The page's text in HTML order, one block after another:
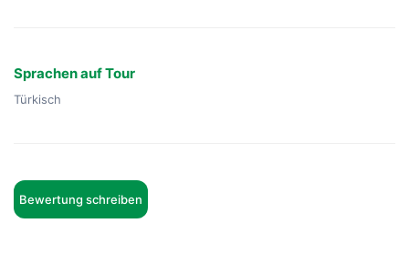
Sprachen auf Tour
Türkisch
Bewertung schreiben